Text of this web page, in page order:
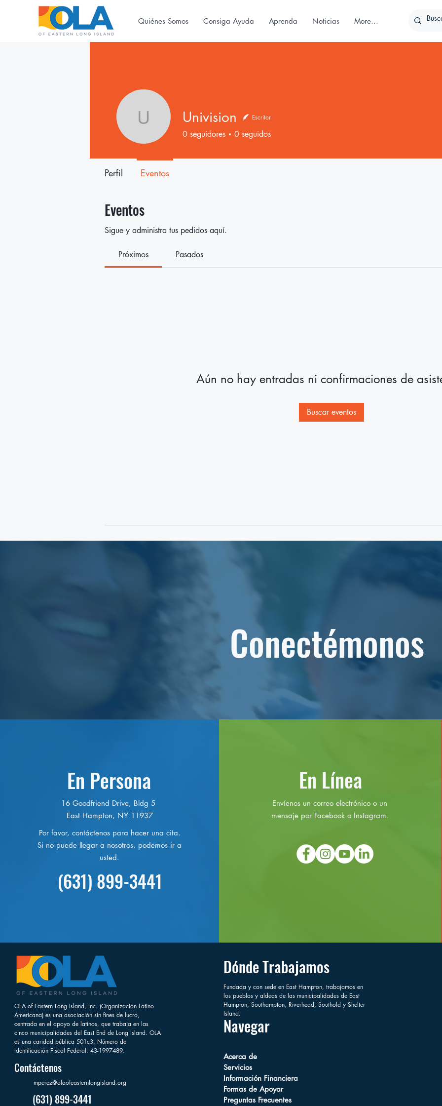
Quiénes Somos Consiga Ayuda Aprenda Noticias More...
Eventos
Sigue y administra tus pedidos aquí.
Próximos Pasados
Aún no hay entradas ni confirmaciones de
Buscar eventos
Univision
Univision Escritor
0 seguidores 0 seguidos
Perfil Eventos
Conectémonos
En Persona
16 Goodfriend Drive, Bldg 5
East Hampton, NY 11937
Por favor, contáctenos para hacer una cita.
Si no puede llegar a nosotros, podemos ir a
usted.
(631) 899-3441
En Línea
Envíenos un correo electrónico o un
mensaje por Facebook o Instagram.
OLA of Eastern Long Island, Inc. (Organización Latino
Americana) es una asociación sin fines de lucro,
centrada en el apoyo de latinos, que trabaja en las
cinco municipalidades del East End de Long Island. OLA
es una caridad pública 501c3. Número de
Identificación Fiscal Federal: 43-1997489.
Contáctenos
mperez@olaofeasternlongisland.org
(631) 899-3441
Navegar
Dónde Trabajamos
Fundada y con sede en East Hampton, trabajamos en
los pueblos y aldeas de las municipalidades de East
Hampton, Southampton, Riverhead, Southold y Shelter
Island.
Acerca de
Servicios
Información Financiera
Formas de Apoyar
Preguntas Frecuentes